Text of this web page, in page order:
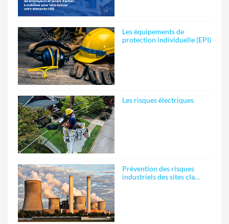
Les équipements de
protection individuelle (EPI)
Les risques électriques
Prévention des risques
industriels des sites cla…